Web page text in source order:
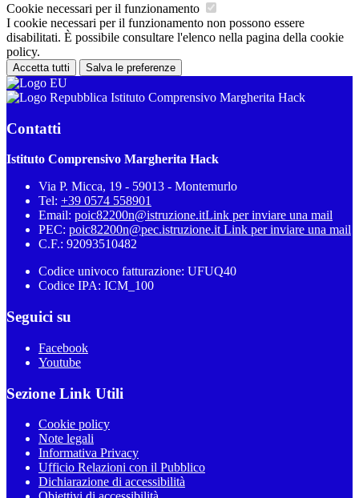
Cookie necessari per il funzionamento
I cookie necessari per il funzionamento non possono essere
disabilitati. È possibile consultare l'elenco nella pagina della cookie
policy.
Accetta tutti Salva le preferenze
Istituto Comprensivo Margherita Hack
Contatti
Istituto Comprensivo Margherita Hack
Via P. Micca, 19 - 59013 - Montemurlo
Tel: +39 0574 558901
Email: poic82200n@istruzione.itLink per inviare una mail
PEC: poic82200n@pec.istruzione.it Link per inviare una mail
C.F.: 92093510482
Codice univoco fatturazione: UFUQ40
Codice IPA: ICM_100
Seguici su
Facebook
Youtube
Sezione Link Utili
Cookie policy
Note legali
Informativa Privacy
Ufficio Relazioni con il Pubblico
Dichiarazione di accessibilità